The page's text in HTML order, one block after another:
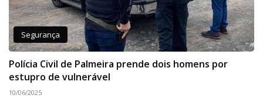
Segurança
Polícia Civil de Palmeira prende dois homens por
estupro de vulnerável
10/06/2025